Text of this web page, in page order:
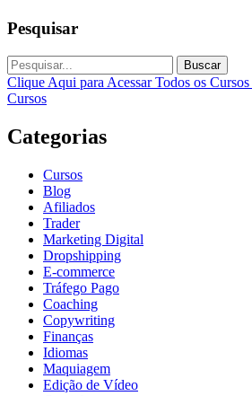
Pesquisar
Buscar
Clique Aqui para Acessar Todos os Cursos
Cursos
Categorias
Cursos
Blog
Afiliados
Trader
Marketing Digital
Dropshipping
E-commerce
Tráfego Pago
Coaching
Copywriting
Finanças
Idiomas
Maquiagem
Edição de Vídeo